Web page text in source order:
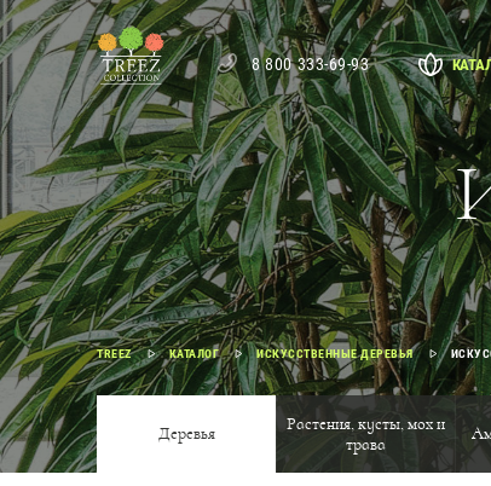
8 800 333-69-93
TREEZ КАТАЛОГ ИСКУССТВЕННЫЕ ДЕРЕВЬЯ
Деревья
Растения, кусты, мох и
трава